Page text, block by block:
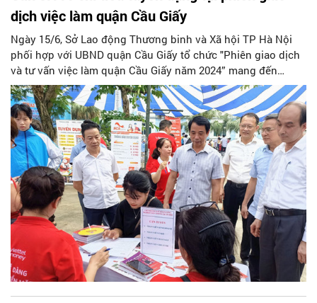
dịch việc làm quận Cầu Giấy
Ngày 15/6, Sở Lao động Thương binh và Xã hội TP Hà Nội
phối hợp với UBND quận Cầu Giấy tổ chức "Phiên giao dịch
và tư vấn việc làm quận Cầu Giấy năm 2024” mang đến
nhiều cơ hội việc làm cho người lao động.